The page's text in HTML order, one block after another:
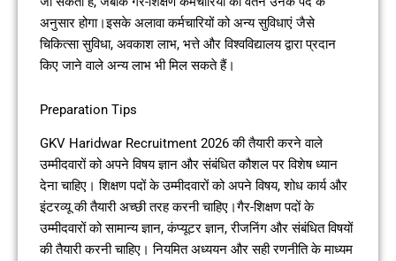
अनुसार होगा।इसके अलावा कर्मचारियों को अन्य सुविधाएं जैसे
चिकित्सा सुविधा, अवकाश लाभ, भत्ते और विश्वविद्यालय द्वारा प्रदान
किए जाने वाले अन्य लाभ भी मिल सकते हैं।
Preparation Tips
GKV Haridwar Recruitment 2026 की तैयारी करने वाले
उम्मीदवारों को अपने विषय ज्ञान और संबंधित कौशल पर विशेष ध्यान
देना चाहिए। शिक्षण पदों के उम्मीदवारों को अपने विषय, शोध कार्य और
इंटरव्यू की तैयारी अच्छी तरह करनी चाहिए।गैर-शिक्षण पदों के
उम्मीदवारों को सामान्य ज्ञान, कंप्यूटर ज्ञान, रीजनिंग और संबंधित विषयों
की तैयारी करनी चाहिए। नियमित अध्ययन और सही रणनीति के माध्यम